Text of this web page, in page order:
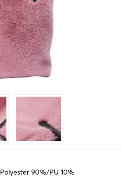
Polyester 90%/PU 10%